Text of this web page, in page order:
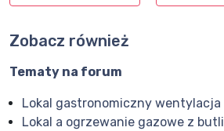
Zobacz również
Tematy na forum
Lokal gastronomiczny wentylacja
Lokal a ogrzewanie gazowe z butli